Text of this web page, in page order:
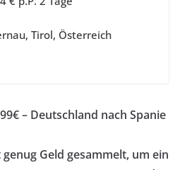
Tirol, Österreich
– Deutschland nach Spanie
Geld gesammelt, um ein